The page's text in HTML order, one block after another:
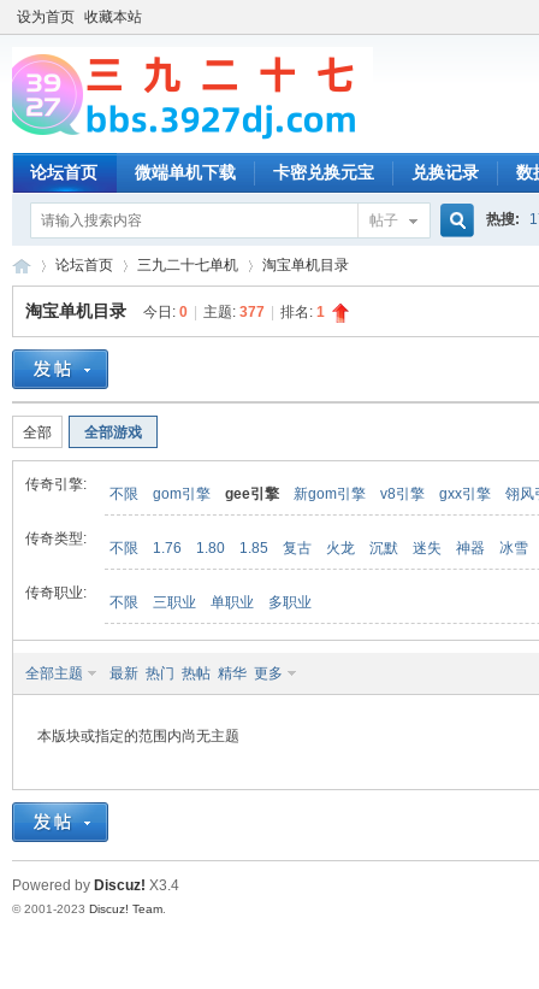
设为首页 收藏本站
论坛首页 微端单机下载 卡密兑换元宝 兑换记录 数
帖子 热搜:
»
论坛首页 三九二十七单机 淘宝单机目录
淘宝单机目录 今日: 0 主题: 377 排名: 1
全部 全部游戏
传奇引擎:
不限 gom引擎 gee引擎 新gom引擎 v8引擎 gxx引擎 翎风
传奇类型:
不限 1.76 1.80 1.85 复古 火龙 沉默 迷失 神器 冰雪
传奇职业:
不限 三职业 单职业 多职业
全部主题 最新 热门 热帖 精华 更多
本版块或指定的范围内尚无主题
Powered by Discuz! X3.4
© 2001-2023 Discuz! Team.